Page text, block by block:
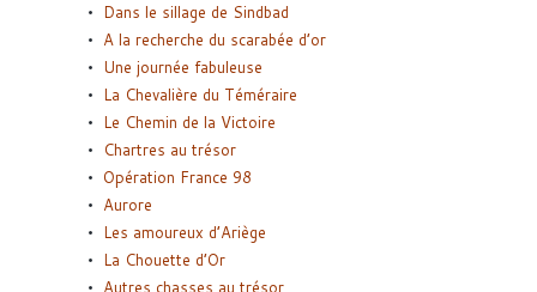
Dans le sillage de Sindbad
A la recherche du scarabée d’or
Une journée fabuleuse
La Chevalière du Téméraire
Le Chemin de la Victoire
Chartres au trésor
Opération France 98
Aurore
Les amoureux d’Ariège
La Chouette d’Or
Autres chasses au trésor